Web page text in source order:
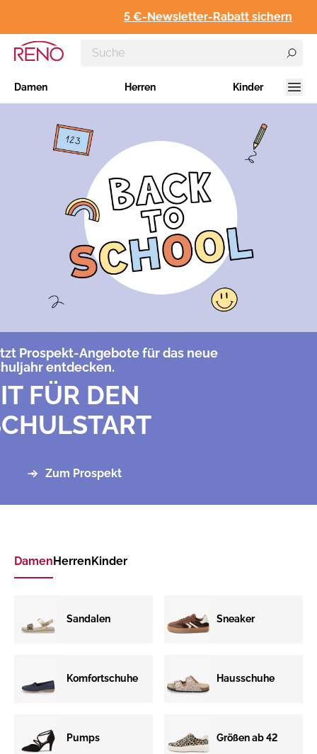
5 €-Newsletter-Rabatt sichern
Damen Herren Kinder
Prospekt-Angebote für das neue
entdecken.
FÜR DEN
Zum Prospekt
DamenHerrenKinder
Sandalen Sneaker
Komfortschuhe Hausschuhe
Pumps Größen ab 42